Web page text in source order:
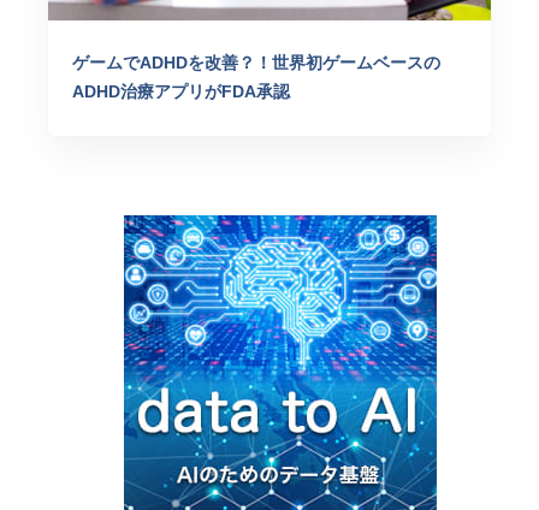
ゲームでADHDを改善？！世界初ゲームベースの
ADHD治療アプリがFDA承認